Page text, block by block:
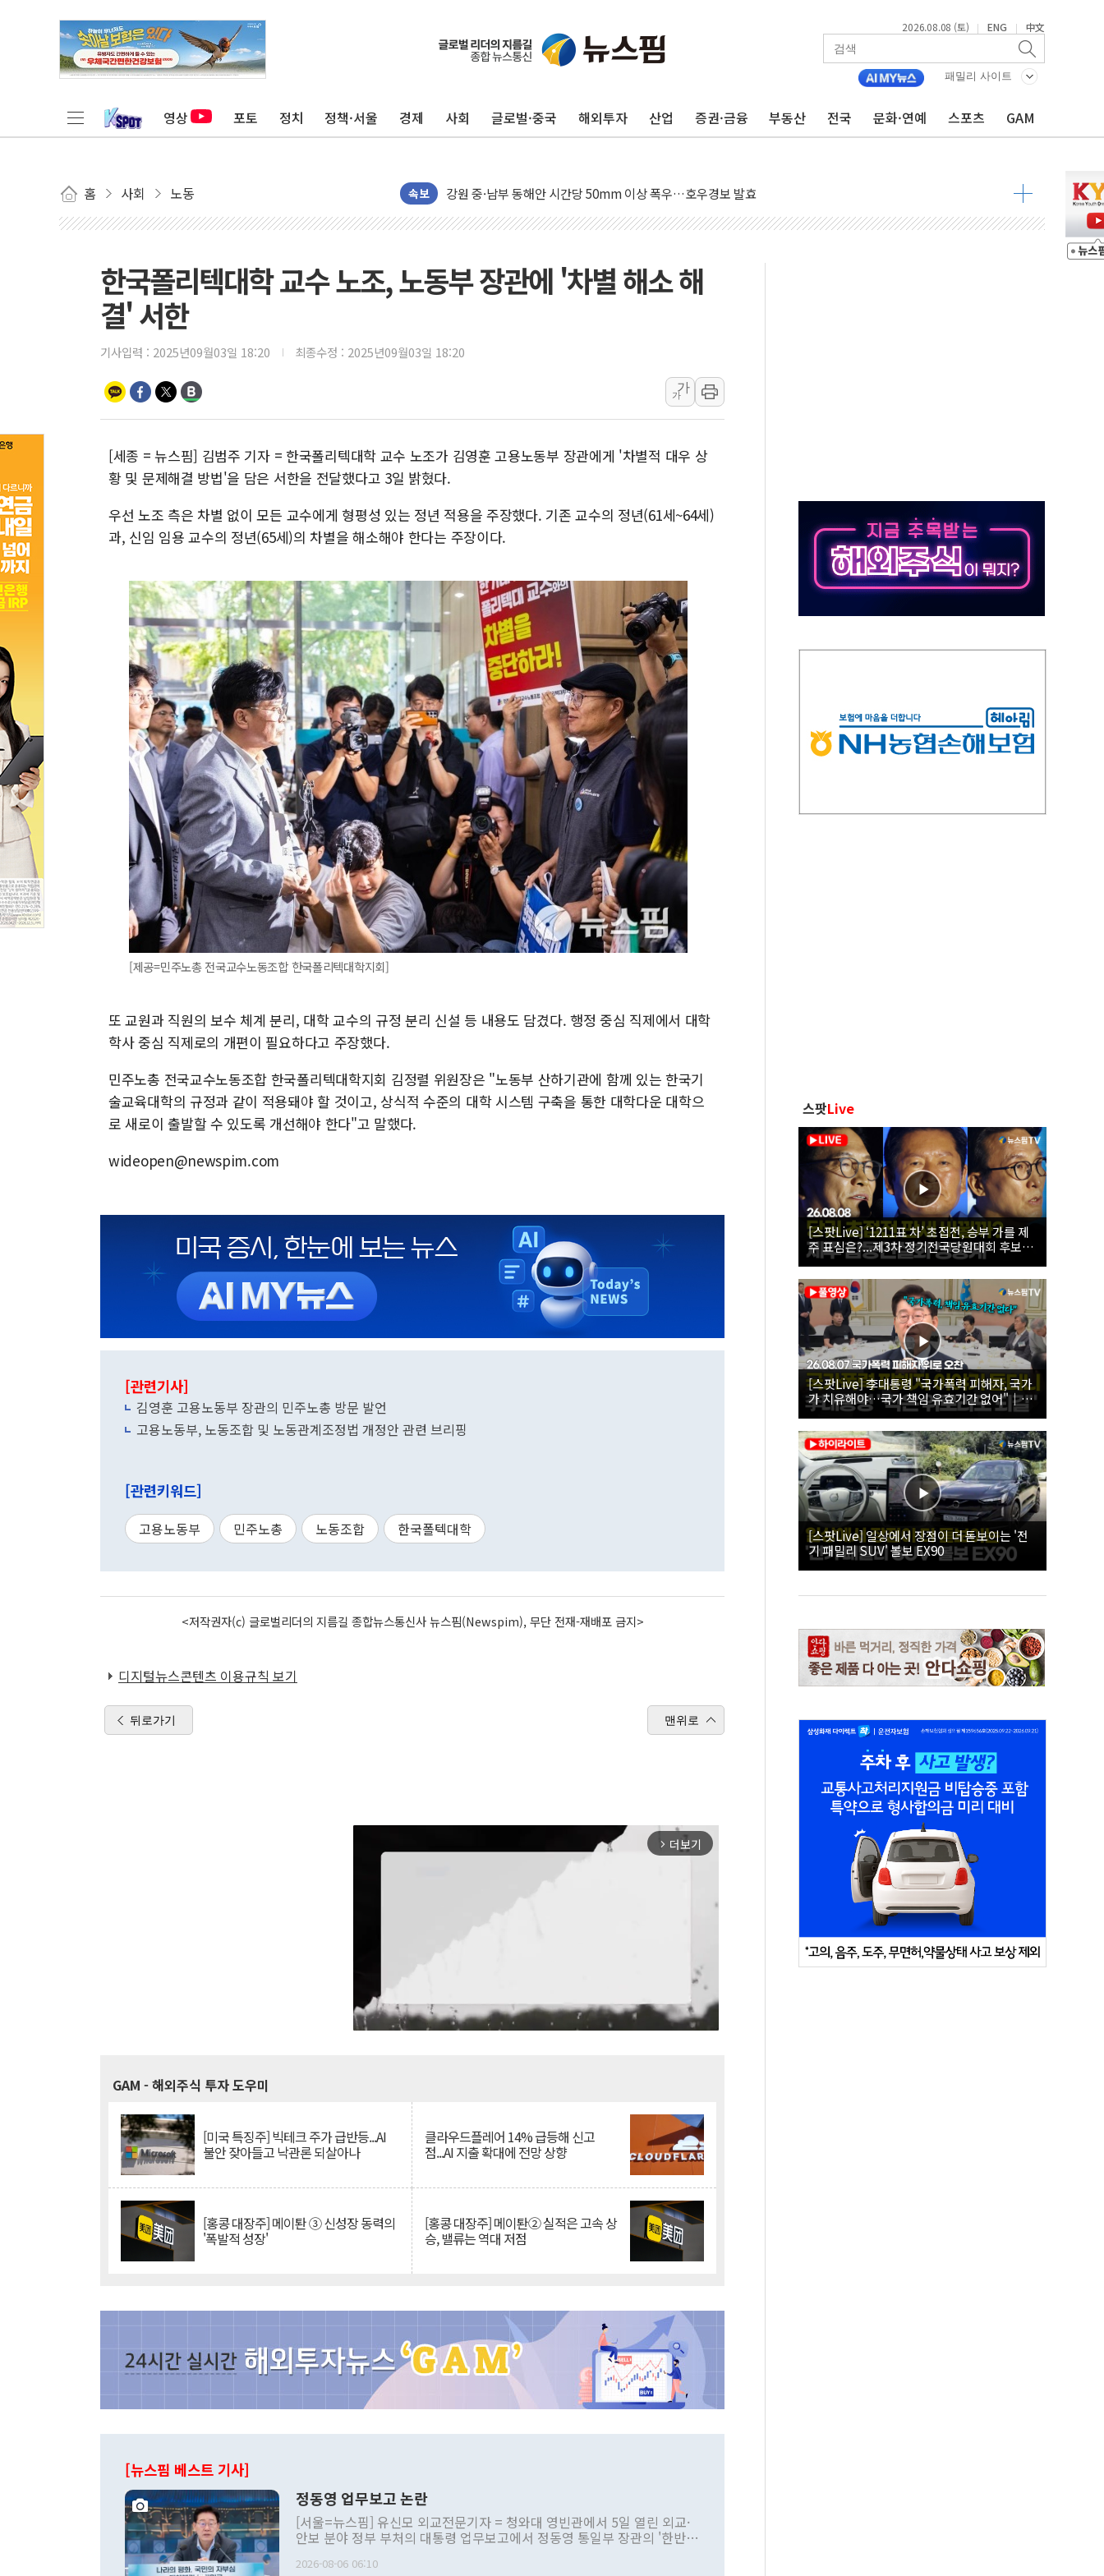
2026.08.08 (토) | ENG | 中文
패밀리 사이트
영상 포토 정치 정책·서울 경제 사회 글로벌·중국 해외투자 산업 증권·금융 부동산 전국 문화·연예 스포츠 GAM
홈 사회 노동 속보
동해중부 전 해상 풍랑주의보…10일까지 최대 3.5m 높은 물결
中 전방위 아파트 부양, 수도 베이징도 부동산 규제 철폐
인제 용대리 계곡서 수위 상승으로 피서객 7명 고립…전원 구조
강원 중·남부 동해안 시간당 50mm 이상 폭우…호우경보 발효
청양 밭에서 일하던 90대 숨져…온열질환 여부 조사
李대통령, 'ISA·주가누르기 방지법' 전면 재검토 지시
'호우 특보' 경북 울진 시간당 20~30mm 강한 비...가뭄 해소될 듯
10월 보완수사권 폐지·공소청 출범…피해자들 '범죄 사각지대' 우려
한상협, 업계 개인정보 보안 새판 짠다…'자율규제단체' 타진
뉴욕증시, 고용 쇼크에 금리 인상 우려 후퇴…S&P500 최고치
트럼프, 쿡 연준 이사 해임 재추진…"26일까지 의혹 소명" 요구
유럽증시, 美 고용 예상 밖 부진에 연준 금리 인상 가능성 낮아지며 상승… STOXX 600 지수는 나흘 연속 최고치
미 연준 매파 기세 꺾이나…고용 감소에 9월 동결 전망 우세
한국폴리텍대학 교수 노조, 노동부 장관에 '차별 해소 해
결' 서한
기사입력 : 2025년09월03일 18:20 최종수정 : 2025년09월03일 18:20
가
가
[세종 = 뉴스핌] 김범주 기자 = 한국폴리텍대학 교수 노조가 김영훈 고용노동부 장관에게 '차별적 대우 상
황 및 문제해결 방법'을 담은 서한을 전달했다고 3일 밝혔다.
우선 노조 측은 차별 없이 모든 교수에게 형평성 있는 정년 적용을 주장했다. 기존 교수의 정년(61세~64세)
과, 신임 임용 교수의 정년(65세)의 차별을 해소해야 한다는 주장이다.
[제공=민주노총 전국교수노동조합 한국폴리텍대학지회]
또 교원과 직원의 보수 체계 분리, 대학 교수의 규정 분리 신설 등 내용도 담겼다. 행정 중심 직제에서 대학
학사 중심 직제로의 개편이 필요하다고 주장했다.
민주노총 전국교수노동조합 한국폴리텍대학지회 김정렬 위원장은 "노동부 산하기관에 함께 있는 한국기
술교육대학의 규정과 같이 적용돼야 할 것이고, 상식적 수준의 대학 시스템 구축을 통한 대학다운 대학으
로 새로이 출발할 수 있도록 개선해야 한다"고 말했다.
wideopen@newspim.com
[관련기사]
김영훈 고용노동부 장관의 민주노총 방문 발언
고용노동부, 노동조합 및 노동관계조정법 개정안 관련 브리핑
[관련키워드]
고용노동부 민주노총 노동조합 한국폴텍대학
<저작권자(c) 글로벌리더의 지름길 종합뉴스통신사 뉴스핌(Newspim), 무단 전재-재배포 금지>
디지털뉴스콘텐츠 이용규칙 보기
뒤로가기 맨위로
arrow_forward_ios 더보기
GAM - 해외주식 투자 도우미
[미국 특징주] 빅테크 주가 급반등...AI
불안 잦아들고 낙관론 되살아나
클라우드플레어 14% 급등해 신고
점...AI 지출 확대에 전망 상향
[홍콩 대장주] 메이퇀 ③ 신성장 동력의
'폭발적 성장'
[홍콩 대장주] 메이퇀② 실적은 고속 상
승, 밸류는 역대 저점
[뉴스핌 베스트 기사]
정동영 업무보고 논란
[서울=뉴스핌] 유신모 외교전문기자 = 청와대 영빈관에서 5일 열린 외교·
안보 분야 정부 부처의 대통령 업무보고에서 정동영 통일부 장관의 '한반도
발언 중에는 정부 내 조율을 거치지 않은 사안을 정책으로 추진하겠다고 공
2026-08-06 06:10
스팟Live
[스팟Live] ‘1211표 차’ 초접전, 승부 가를 제
주 표심은?...제3차 정기전국당원대회 후보자
제주 합동연설회 생중계 | 26.08.08
[스팟Live] 李대통령 "국가폭력 피해자, 국가
가 치유해야…국가 책임 유효기간 없어"｜
26.08.07 국가폭력 피해자 위로 오찬
[스팟Live] 일상에서 장점이 더 돋보이는 '전
기 패밀리 SUV' 볼보 EX90